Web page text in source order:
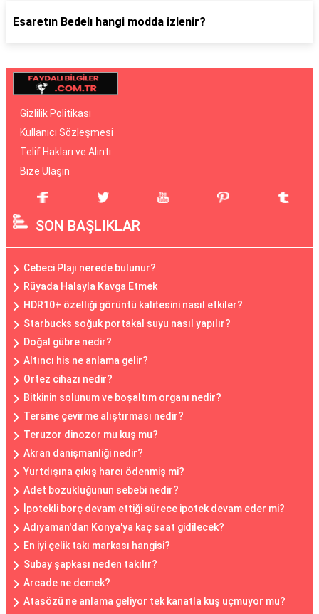
Esaretın Bedelı hangi modda izlenir?
Gizlilik Politikası
Kullanıcı Sözleşmesi
Telif Hakları ve Alıntı
Bize Ulaşın
SON BAŞLIKLAR
Cebeci Plajı nerede bulunur?
Rüyada Halayla Kavga Etmek
HDR10+ özelliği görüntü kalitesini nasıl etkiler?
Starbucks soğuk portakal suyu nasıl yapılır?
Doğal gübre nedir?
Altıncı his ne anlama gelir?
Ortez cihazı nedir?
Bitkinin solunum ve boşaltım organı nedir?
Tersine çevirme alıştırması nedir?
Teruzor dinozor mu kuş mu?
Akran danişmanliği nedir?
Yurtdışına çıkış harcı ödenmiş mi?
Adet bozukluğunun sebebi nedir?
İpotekli borç devam ettiği sürece ipotek devam eder mi?
Adıyaman'dan Konya'ya kaç saat gidilecek?
En iyi çelik takı markası hangisi?
Subay şapkası neden takılır?
Arcade ne demek?
Atasözü ne anlama geliyor tek kanatla kuş uçmuyor mu?